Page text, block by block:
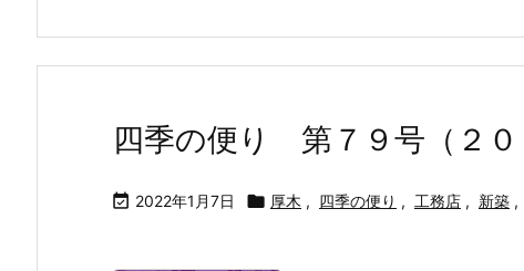
四季の便り 第７９号（２０
 2022年1月7日  厚木 , 四季の便り , 工務店 , 新築 ,